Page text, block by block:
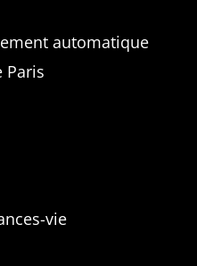
automatique
Paris
vie